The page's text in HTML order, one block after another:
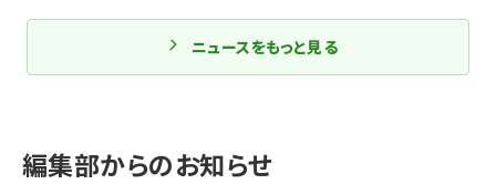
ニュースをもっと見る
編集部からのお知らせ